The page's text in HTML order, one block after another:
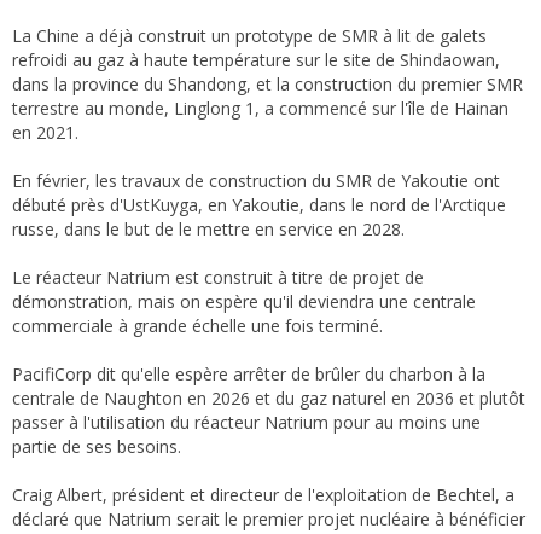
La Chine a déjà construit un prototype de SMR à lit de galets
refroidi au gaz à haute température sur le site de Shindaowan,
dans la province du Shandong, et la construction du premier SMR
terrestre au monde, Linglong 1, a commencé sur l'île de Hainan
en 2021.
En février, les travaux de construction du SMR de Yakoutie ont
débuté près d'UstKuyga, en Yakoutie, dans le nord de l'Arctique
russe, dans le but de le mettre en service en 2028.
Le réacteur Natrium est construit à titre de projet de
démonstration, mais on espère qu'il deviendra une centrale
commerciale à grande échelle une fois terminé.
PacifiCorp dit qu'elle espère arrêter de brûler du charbon à la
centrale de Naughton en 2026 et du gaz naturel en 2036 et plutôt
passer à l'utilisation du réacteur Natrium pour au moins une
partie de ses besoins.
Craig Albert, président et directeur de l'exploitation de Bechtel, a
déclaré que Natrium serait le premier projet nucléaire à bénéficier